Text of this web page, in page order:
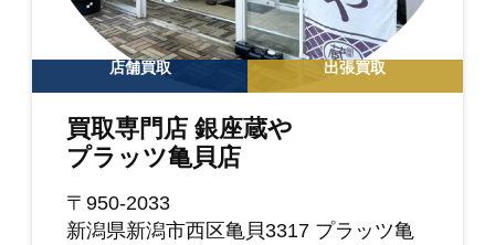
店舗買取 出張買取
買取専門店 銀座蔵や
プラッツ亀貝店
〒950-2033
新潟県新潟市西区亀貝3317 プラッツ亀